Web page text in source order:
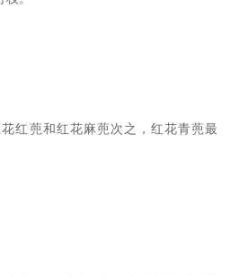
红蔸和红花麻蔸次之，红花青蔸最